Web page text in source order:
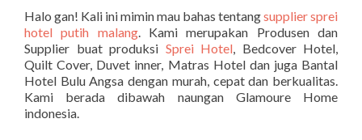
Halo gan! Kali ini mimin mau bahas tentangsupplier sprei
hotel putih malang. Kami merupakan Produsen dan
Supplier buat produksi Sprei Hotel, Bedcover Hotel,
Quilt Cover, Duvet inner, Matras Hotel dan juga Bantal
Hotel Bulu Angsa dengan murah, cepat dan berkualitas.
Kami berada dibawah naungan Glamoure Home
indonesia.